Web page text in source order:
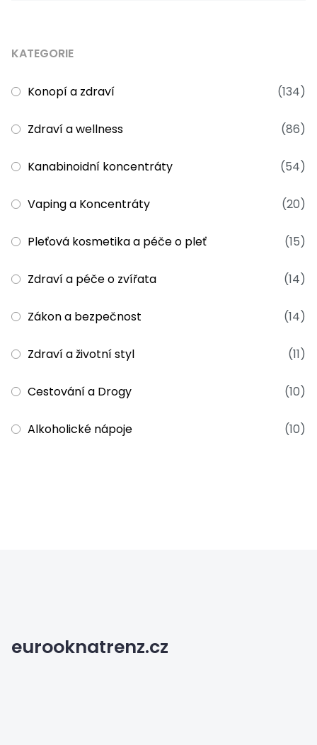
KATEGORIE
Konopí a zdraví (134)
Zdraví a wellness (86)
Kanabinoidní koncentráty (54)
Vaping a Koncentráty (20)
Pleťová kosmetika a péče o pleť (15)
Zdraví a péče o zvířata (14)
Zákon a bezpečnost (14)
Zdraví a životní styl (11)
Cestování a Drogy (10)
Alkoholické nápoje (10)
eurooknatrenz.cz